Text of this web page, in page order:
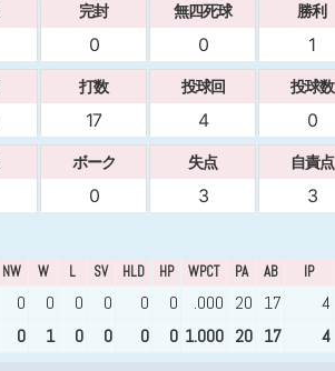
完封
0
無四死球
0
勝利
1
打数
17
投球回
4
投球数
0
ボーク
0
失点
3
自責点
3
NW W L SV HLD HP WPCT PA AB IP
0 0 0 0 0 0 .000 20 17 4
0 1 0 0 0 0 1.000 20 17 4